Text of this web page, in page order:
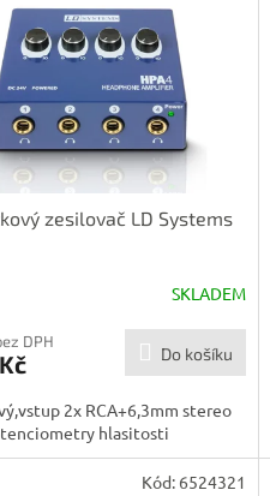
zesilovač LD Systems
SKLADEM
DPH
Do košíku
2x RCA+6,3mm stereo
hlasitosti
Kód: 6524321